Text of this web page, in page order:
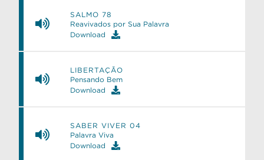
SALMO 78
Reavivados por Sua Palavra
Download
LIBERTAÇÃO
Pensando Bem
Download
SABER VIVER 04
Palavra Viva
Download